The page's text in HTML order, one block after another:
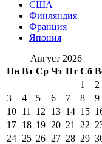
США
Финляндия
Франция
Япония
Август 2026
Пн Вт Ср Чт Пт Сб
1
2
3
4 5 6 7 8
9
10 11 12 13 14 15
17 18 19 20 21 22
24 25 26 27 28 29